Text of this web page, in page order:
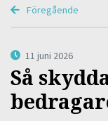
Föregående
11 juni 2026
Så